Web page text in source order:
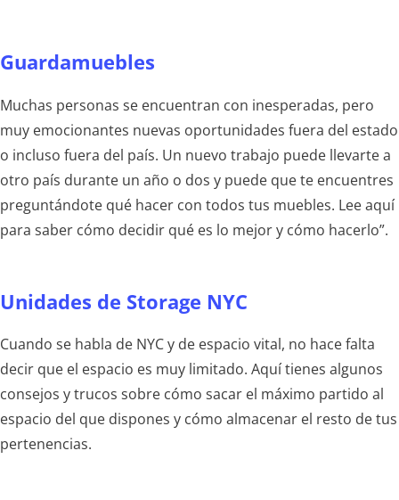
Guardamuebles
Muchas personas se encuentran con inesperadas, pero
muy emocionantes nuevas oportunidades fuera del estado
o incluso fuera del país. Un nuevo trabajo puede llevarte a
otro país durante un año o dos y puede que te encuentres
preguntándote qué hacer con todos tus muebles. Lee aquí
para saber cómo decidir qué es lo mejor y cómo hacerlo”.
Unidades de Storage NYC
Cuando se habla de NYC y de espacio vital, no hace falta
decir que el espacio es muy limitado. Aquí tienes algunos
consejos y trucos sobre cómo sacar el máximo partido al
espacio del que dispones y cómo almacenar el resto de tus
pertenencias.